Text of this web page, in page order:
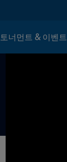
토너먼트 & 이벤트